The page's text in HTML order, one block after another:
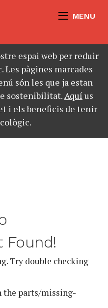
MENU
espai web per reduir
Les pàgines marcades
són les que ja estan
sostenibilitat.Aquíus
i els beneficis de tenir
Found!
Try double checking
the parts/missing-